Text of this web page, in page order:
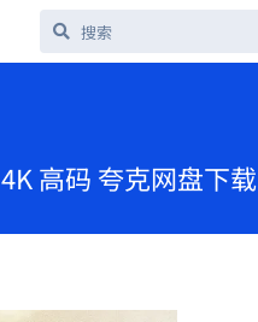
高码 夸克网盘下载